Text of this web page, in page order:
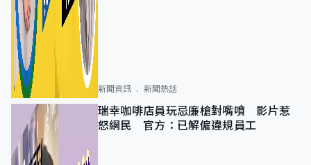
新聞資訊 新聞熱話
瑞幸咖啡店員玩忌廉槍對嘴噴 影片惹
怒網民 官方：已解僱違規員工